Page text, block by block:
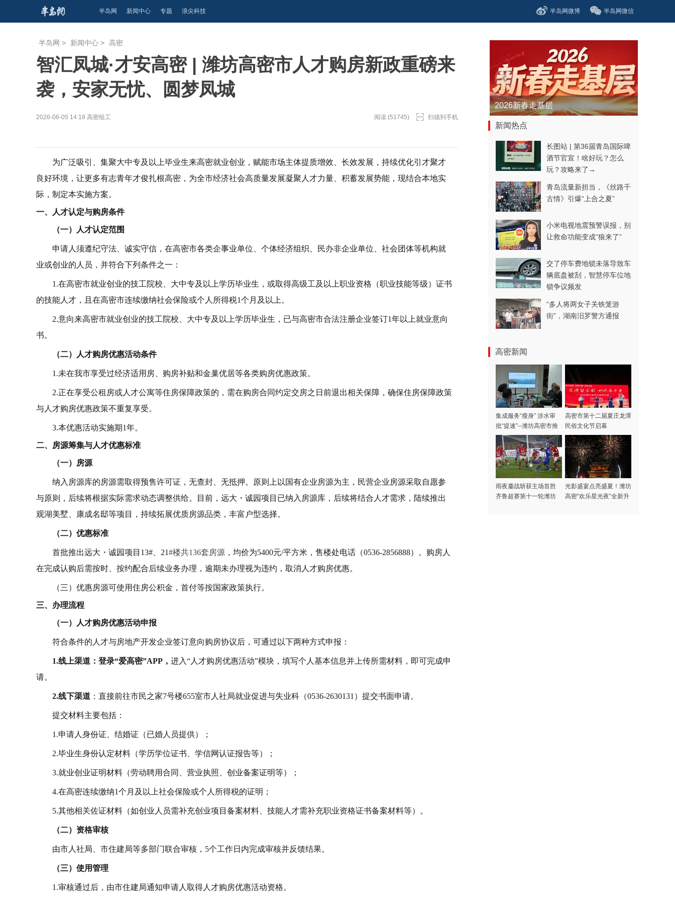
半岛网 新闻中心 专题 浪尖科技 半岛网微博 半岛网微信
半岛网 > 新闻中心 > 高密
智汇凤城·才安高密 | 潍坊高密市人才购房新政重磅来
袭，安家无忧、圆梦凤城
2026-06-05 14:18 高密组工 阅读 (51745) 扫描到手机
为广泛吸引、集聚大中专及以上毕业生来高密就业创业，赋能市场主体提质增效、长效发展，持续优化引才聚才
良好环境，让更多有志青年才俊扎根高密，为全市经济社会高质量发展凝聚人才力量、积蓄发展势能，现结合本地实
际，制定本实施方案。
一、人才认定与购房条件
（一）人才认定范围
申请人须遵纪守法、诚实守信，在高密市各类企事业单位、个体经济组织、民办非企业单位、社会团体等机构就
业或创业的人员，并符合下列条件之一：
1.在高密市就业创业的技工院校、大中专及以上学历毕业生，或取得高级工及以上职业资格（职业技能等级）证书
的技能人才，且在高密市连续缴纳社会保险或个人所得税1个月及以上。
2.意向来高密市就业创业的技工院校、大中专及以上学历毕业生，已与高密市合法注册企业签订1年以上就业意向
书。
（二）人才购房优惠活动条件
1.未在我市享受过经济适用房、购房补贴和金巢优居等各类购房优惠政策。
2.正在享受公租房或人才公寓等住房保障政策的，需在购房合同约定交房之日前退出相关保障，确保住房保障政策
与人才购房优惠政策不重复享受。
3.本优惠活动实施期1年。
二、房源筹集与人才优惠标准
（一）房源
纳入房源库的房源需取得预售许可证，无查封、无抵押。原则上以国有企业房源为主，民营企业房源采取自愿参
与原则，后续将根据实际需求动态调整供给。目前，远大・诚园项目已纳入房源库，后续将结合人才需求，陆续推出
观湖美墅、康成名邸等项目，持续拓展优质房源品类，丰富户型选择。
（二）优惠标准
首批推出远大・诚园项目13#、21#楼共136套房源 ，均价为5400元/平方米，售楼处电话（0536-2856888）。购房人
在完成认购后需按时、按约配合后续业务办理，逾期未办理视为违约，取消人才购房优惠。
（三）优惠房源可使用住房公积金，首付等按国家政策执行。
三、办理流程
（一）人才购房优惠活动申报
符合条件的人才与房地产开发企业签订意向购房协议后，可通过以下两种方式申报：
1.线上渠道：登录“爱高密”APP， 进入“人才购房优惠活动”模块，填写个人基本信息并上传所需材料，即可完成申
请。
2.线下渠道 ：直接前往市民之家7号楼655室市人社局就业促进与失业科（0536-2630131）提交书面申请。
提交材料主要包括：
1.申请人身份证、结婚证（已婚人员提供）；
2.毕业生身份认定材料（学历学位证书、学信网认证报告等）；
3.就业创业证明材料（劳动聘用合同、营业执照、创业备案证明等）；
4.在高密连续缴纳1个月及以上社会保险或个人所得税的证明；
5.其他相关佐证材料（如创业人员需补充创业项目备案材料、技能人才需补充职业资格证书备案材料等）。
（二）资格审核
由市人社局、市住建局等多部门联合审核，5个工作日内完成审核并反馈结果。
（三）使用管理
1.审核通过后，由市住建局通知申请人取得人才购房优惠活动资格。
青春逐梦正当时——聚焦2026年中...
新闻热点
长图站 | 第36届青岛国际啤
酒节官宣！啥好玩？怎么
玩？攻略来了→
青岛流量新担当，《丝路千
古情》引爆“上合之夏”
小米电视地震预警误报，别
让救命功能变成“狼来了”
交了停车费地锁未落导致车
辆底盘被刮，智慧停车位地
锁争议频发
“多人将两女子关铁笼游
街”，湖南汨罗警方通报
高密新闻
集成服务“瘦身” 涉水审
批“提速”--潍坊高密市推
出“涉水审批一件事”集成
模式，高效赋能项目落地
高密市第十二届夏庄龙潭
民俗文化节启幕
雨夜鏖战斩获主场首胜
齐鲁超赛第十一轮潍坊
光影盛宴点亮盛夏！潍坊
高密“欢乐星光夜”全新升